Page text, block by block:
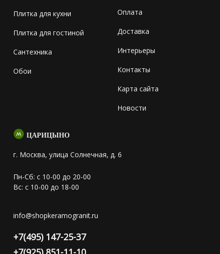
Плитка для кухни
Плитка для гостиной
Сантехника
Обои
Оплата
Доставка
Интерьеры
Контакты
Карта сайта
Новости
ЦАРИЦЫНО
г. Москва, улица Солнечная, д. 6
Пн-Сб: с 10-00 до 20-00
Вс: с 10-00 до 18-00
info@shopkeramogranit.ru
+7(495) 147-25-37